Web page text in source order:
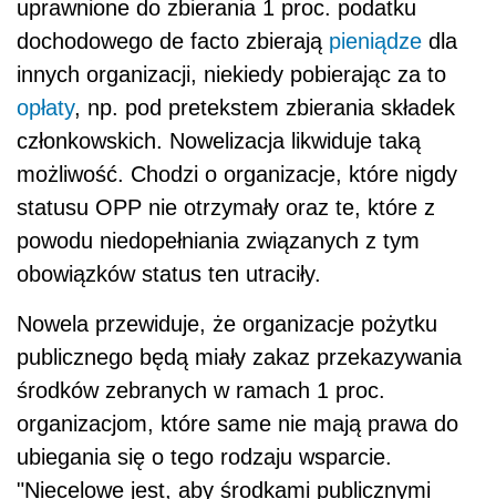
uprawnione do zbierania 1 proc. podatku
dochodowego de facto zbierają pieniądze dla
innych organizacji, niekiedy pobierając za to
opłaty, np. pod pretekstem zbierania składek
członkowskich. Nowelizacja likwiduje taką
możliwość. Chodzi o organizacje, które nigdy
statusu OPP nie otrzymały oraz te, które z
powodu niedopełniania związanych z tym
obowiązków status ten utraciły.
Nowela przewiduje, że organizacje pożytku
publicznego będą miały zakaz przekazywania
środków zebranych w ramach 1 proc.
organizacjom, które same nie mają prawa do
ubiegania się o tego rodzaju wsparcie.
"Niecelowe jest, aby środkami publicznymi